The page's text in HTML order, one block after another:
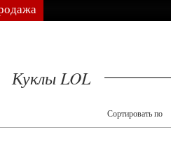
Куклы LOL
Сортировать по